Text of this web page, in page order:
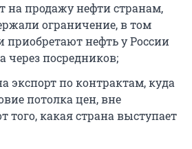
на продажу нефти странам,
ограничение, в том
приобретают нефть у России
через посредников;
экспорт по контрактам, куда
потолка цен, вне
того, какая страна выступает